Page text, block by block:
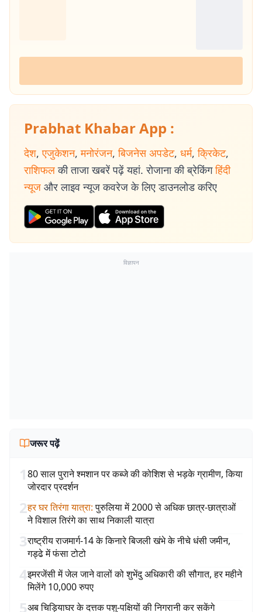
Prabhat Khabar App :
देश, एजुकेशन, मनोरंजन, बिजनेस अपडेट, धर्म, क्रिकेट,
राशिफल की ताजा खबरें पढ़ें यहां. रोजाना की ब्रेकिंग हिंदी
न्यूज और लाइव न्यूज कवरेज के लिए डाउनलोड करिए
विज्ञापन
जरूर पढ़ें
180 साल पुराने श्मशान पर कब्जे की कोशिश से भड़के ग्रामीण, किया
जोरदार प्रदर्शन
2हर घर तिरंगा यात्रा: पुरुलिया में 2000 से अधिक छात्र-छात्राओं
ने विशाल तिरंगे का साथ निकाली यात्रा
3राष्ट्रीय राजमार्ग-14 के किनारे बिजली खंभे के नीचे धंसी जमीन,
गड्ढे में फंसा टोटो
4इमरजेंसी में जेल जाने वालों को शुभेंदु अधिकारी की सौगात, हर महीने
मिलेंगे 10,000 रुपए
5अब चिड़ियाघर के दत्तक पशु-पक्षियों की निगरानी कर सकेंगे